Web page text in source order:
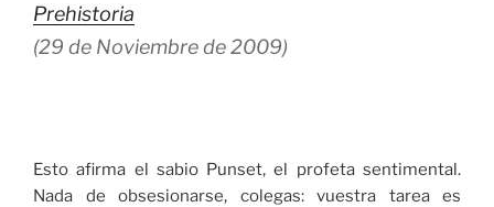
Prehistoria
(29 de Noviembre de 2009)
Esto afirma el sabio Punset, el profeta sentimental.
Nada de obsesionarse, colegas: vuestra tarea es